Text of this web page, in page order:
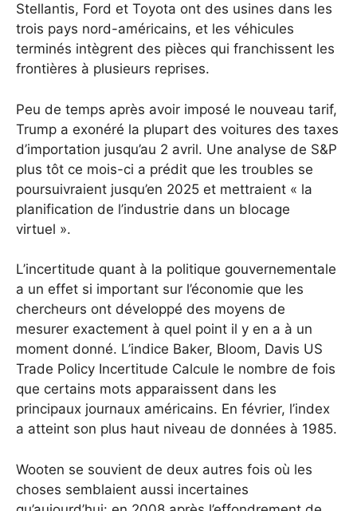
Stellantis, Ford et Toyota ont des usines dans les
trois pays nord-américains, et les véhicules
terminés intègrent des pièces qui franchissent les
frontières à plusieurs reprises.
Peu de temps après avoir imposé le nouveau tarif,
Trump a exonéré la plupart des voitures des taxes
d’importation jusqu’au 2 avril. Une analyse de S&P
plus tôt ce mois-ci a prédit que les troubles se
poursuivraient jusqu’en 2025 et mettraient « la
planification de l’industrie dans un blocage
virtuel ».
L’incertitude quant à la politique gouvernementale
a un effet si important sur l’économie que les
chercheurs ont développé des moyens de
mesurer exactement à quel point il y en a à un
moment donné. L’indice Baker, Bloom, Davis US
Trade Policy Incertitude Calcule le nombre de fois
que certains mots apparaissent dans les
principaux journaux américains. En février, l’index
a atteint son plus haut niveau de données à 1985.
Wooten se souvient de deux autres fois où les
choses semblaient aussi incertaines